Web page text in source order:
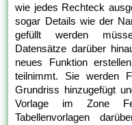
wie jedes Rechteck
sogar Details wie der
gefüllt werden
Datensätze darüber
neues Funktion
teilnimmt. Sie werden
Grundriss hinzugefügt
Vorlage im Zone
Tabellenvorlagen